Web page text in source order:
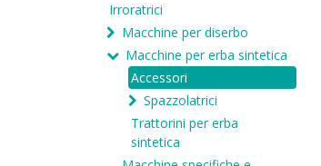
Irroratrici
Macchine per diserbo
Macchine per erba sintetica
Accessori
Spazzolatrici
Trattorini per erba
sintetica